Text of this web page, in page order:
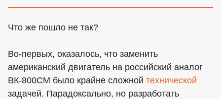
Что же пошло не так?
Во-первых, оказалось, что заменить
американский двигатель на российский аналог
ВК-800СМ было крайне сложной технической
задачей. Парадоксально, но разработать